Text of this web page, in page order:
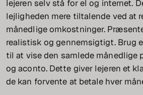
lejeren selv stå for el og internet.
lejligheden mere tiltalende ved at
månedlige omkostninger.
realistisk og gennemsigtigt. Brug
til at vise den samlede månedlige
og aconto. Dette giver lejeren et
de kan forvente at betale hver